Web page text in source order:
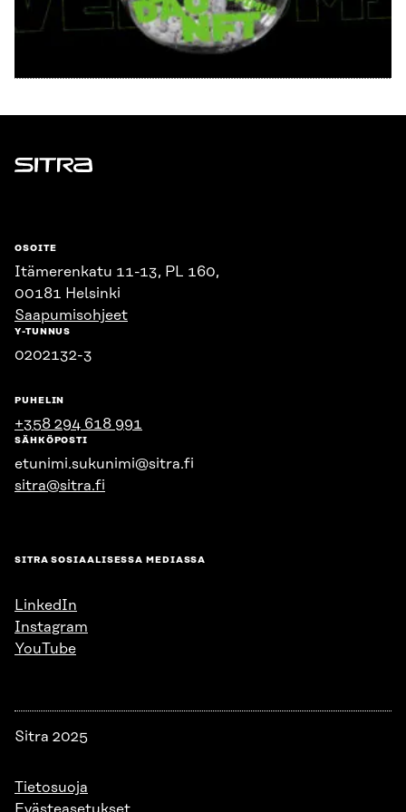
Sitra
OSOITE
Itämerenkatu 11-13, PL 160,
00181 Helsinki
Saapumisohjeet
Y-TUNNUS
0202132-3
PUHELIN
+358 294 618 991
SÄHKÖPOSTI
etunimi.sukunimi@sitra.fi
sitra@sitra.fi
SITRA SOSIAALISESSA MEDIASSA
LinkedIn
Instagram
YouTube
Sitra 2025
Tietosuoja